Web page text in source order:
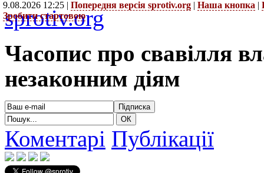
9.08.2026 12:25 | Попередня версія sprotiv.org | Наша кнопка |
Зробити стартовою
sprotiv.org
Часопис про свавілля
незаконним діям
Коментарі Публікації